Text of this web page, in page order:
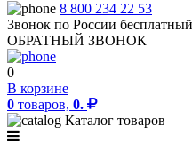
8 800 234 22 53
Звонок по России бесплатный
ОБРАТНЫЙ ЗВОНОК
0
В корзине
0 товаров, 0.
Каталог товаров